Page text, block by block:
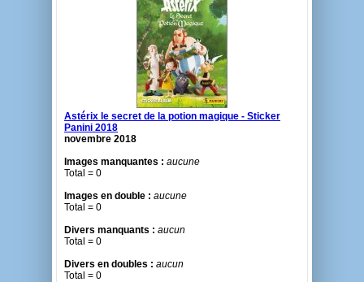
Astérix le secret de la potion magique - Sticker
Panini 2018
novembre 2018
Images manquantes : aucune
Total = 0
Images en double : aucune
Total = 0
Divers manquants : aucun
Total = 0
Divers en doubles : aucun
Total = 0